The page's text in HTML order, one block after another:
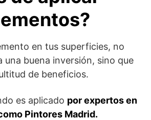
en tus superficies, no
una buena inversión, sino que
de beneficios.
es aplicado por expertos en
Pintores Madrid.